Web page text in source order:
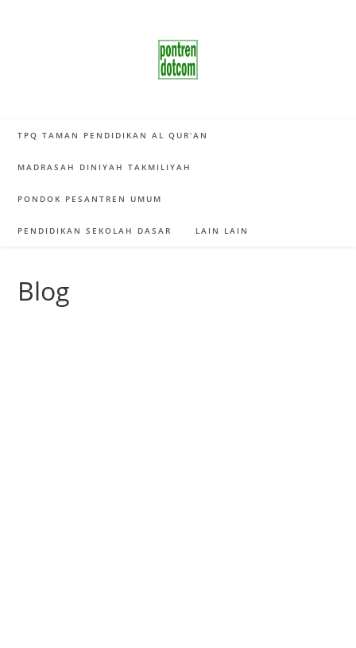
TPQ TAMAN PENDIDIKAN AL QUR’AN
MADRASAH DINIYAH TAKMILIYAH
PONDOK PESANTREN UMUM
PENDIDIKAN SEKOLAH DASAR LAIN LAIN
Blog